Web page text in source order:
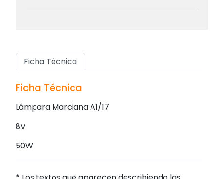
Ficha Técnica
Ficha Técnica
Lámpara Marciana A1/17
8V
50W